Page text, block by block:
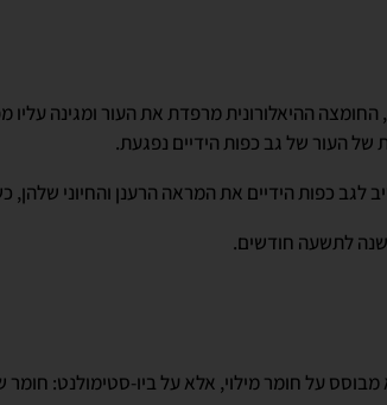
החומצה ההיאלורונית מרפדת את העור ומגינה
של העור של גב כפות הידיים נפגעת.
לגב כפות הידיים את המראה הרענן והחיוני שלהן,
לתשעה חודשים.
על חומר מילוי, אלא על ביו-סטימולנט: חומר